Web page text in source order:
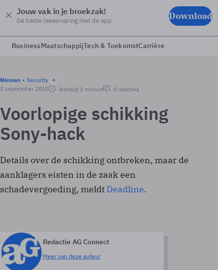
Jouw vak in je broekzak!
De beste leeservaring met de app Download
BusinessMaatschappijTech & ToekomstCarrière
Nieuws
Security
3 september 2015
leestijd 1 minuut 0 reacties
Voorlopige schikking
Sony-hack
Details over de schikking ontbreken, maar de
aanklagers eisten in de zaak een
schadevergoeding, meldt Deadline.
Redactie AG Connect
Meer van deze auteur